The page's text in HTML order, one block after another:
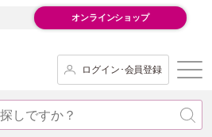
オンラインショップ
ログイン･会員登録